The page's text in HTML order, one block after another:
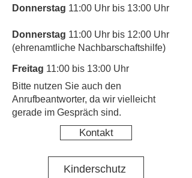
Donnerstag 11:00 Uhr bis 13:00 Uhr
Donnerstag 11:00 Uhr bis 12:00 Uhr
(ehrenamtliche Nachbarschaftshilfe)
Freitag 11:00 bis 13:00 Uhr
​Bitte nutzen Sie auch den
Anrufbeantworter, da wir vielleicht
gerade im Gespräch sind.
Kontakt
Kinderschutz